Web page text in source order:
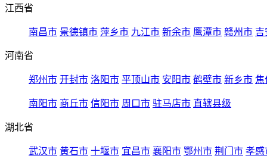
江西省
南昌市 景德镇市 萍乡市 九江市 新余市 鹰潭市 赣州市 吉
河南省
郑州市 开封市 洛阳市 平顶山市 安阳市 鹤壁市 新乡市 焦
南阳市 商丘市 信阳市 周口市 驻马店市 直辖县级
湖北省
武汉市 黄石市 十堰市 宜昌市 襄阳市 鄂州市 荆门市 孝感